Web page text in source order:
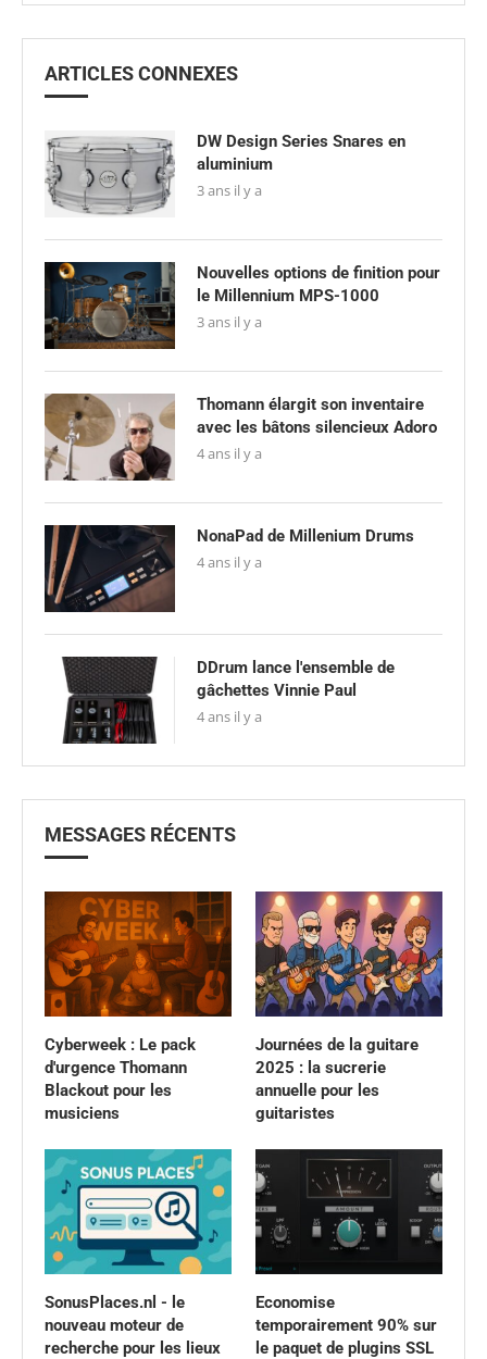
ARTICLES CONNEXES
DW Design Series Snares en
aluminium
3 ans il y a
Nouvelles options de finition pour
le Millennium MPS-1000
3 ans il y a
Thomann élargit son inventaire
avec les bâtons silencieux Adoro
4 ans il y a
NonaPad de Millenium Drums
4 ans il y a
DDrum lance l'ensemble de
gâchettes Vinnie Paul
4 ans il y a
MESSAGES RÉCENTS
Cyberweek : Le pack
d'urgence Thomann
Blackout pour les
musiciens
Journées de la guitare
2025 : la sucrerie
annuelle pour les
guitaristes
SonusPlaces.nl - le
nouveau moteur de
recherche pour les lieux
Economise
temporairement 90% sur
le paquet de plugins SSL